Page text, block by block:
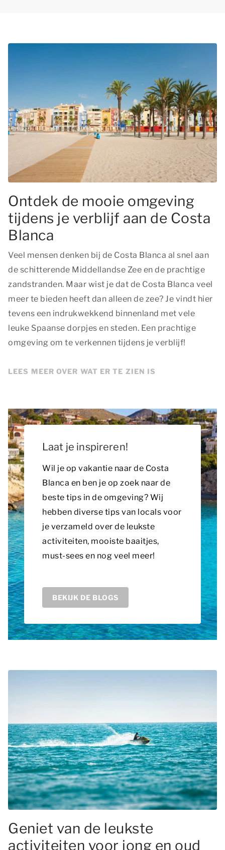
Ontdek de mooie omgeving
tijdens je verblijf aan de Costa
Blanca
Veel mensen denken bij de Costa Blanca al snel aan
de schitterende Middellandse Zee en de prachtige
zandstranden. Maar wist je dat de Costa Blanca veel
meer te bieden heeft dan alleen de zee? Je vindt hier
tevens een indrukwekkend binnenland met vele
leuke Spaanse dorpjes en steden. Een prachtige
omgeving om te verkennen tijdens je verblijf!
LEES MEER OVER WAT ER TE ZIEN IS
Laat je inspireren!
Wil je op vakantie naar de Costa
Blanca en ben je op zoek naar de
beste tips in de omgeving? Wij
hebben diverse tips van locals voor
je verzameld over de leukste
activiteiten, mooiste baaitjes,
must-sees en nog veel meer!
BEKIJK DE BLOGS
Geniet van de leukste
activiteiten voor jong en oud